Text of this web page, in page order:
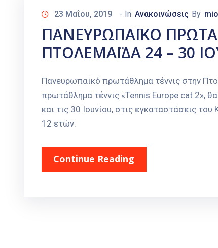
23 Μαΐου, 2019 - In Ανακοινώσεις By
ΠΑΝΕΥΡΩΠΑΪΚΟ
ΠΤΟΛΕΜΑΪΔΑ 24 – 30
Πανευρωπαϊκό πρωτάθλημα τέννις στην
πρωτάθλημα τέννις «Tennis Europe cat 2»,
και τις 30 Ιουνίου, στις εγκαταστάσεις
12 ετών.
Continue Reading